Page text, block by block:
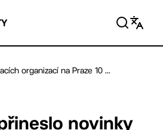
organizací na Praze 10 ...
novinky